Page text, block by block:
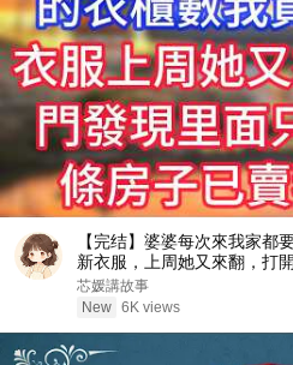
【完结】婆婆每次來我家都
新衣服，上周她又來翻，打
條：房子已賣，我搬走了
芯媛講故事
New 6K views